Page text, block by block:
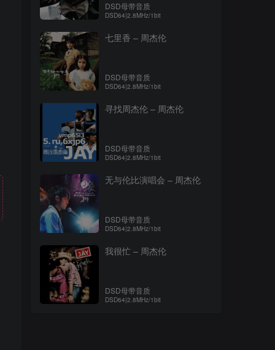
DSD母带音质
DSD64|2.8MHz/1bit
七里香 – 周杰伦
DSD母带音质
DSD64|2.8MHz/1bit
寻找周杰伦 – 周杰伦
DSD母带音质
DSD64|2.8MHz/1bit
无与伦比演唱会 – 周杰伦
DSD母带音质
DSD64|2.8MHz/1bit
我很忙 – 周杰伦
DSD母带音质
DSD64|2.8MHz/1bit